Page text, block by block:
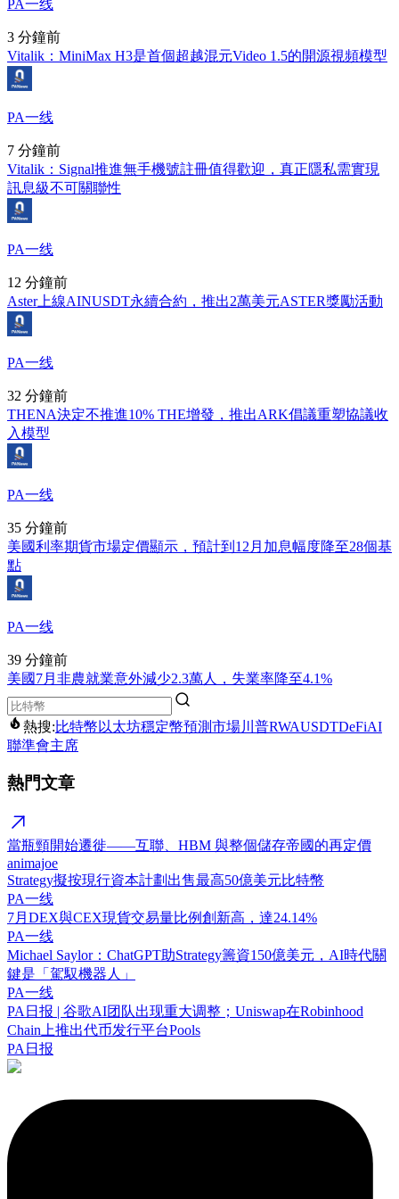
PA一线
3 分鐘前
Vitalik：MiniMax H3是首個超越混元Video 1.5的開源視頻模型
PA一线
7 分鐘前
Vitalik：Signal推進無手機號註冊值得歡迎，真正隱私需實現
訊息級不可關聯性
PA一线
12 分鐘前
Aster上線AINUSDT永續合約，推出2萬美元ASTER獎勵活動
PA一线
32 分鐘前
THENA決定不推進10% THE增發，推出ARK倡議重塑協議收
入模型
PA一线
35 分鐘前
美國利率期貨市場定價顯示，預計到12月加息幅度降至28個基
點
PA一线
39 分鐘前
美國7月非農就業意外減少2.3萬人，失業率降至4.1%
熱搜:比特幣 以太坊穩定幣預測市場川普RWAUSDTDeFiAI
聯準會主席
熱門文章
當瓶頸開始遷徙——互聯、HBM 與整個儲存帝國的再定價
animajoe
Strategy擬按現行資本計劃出售最高50億美元比特幣
PA一线
7月DEX與CEX現貨交易量比例創新高，達24.14%
PA一线
Michael Saylor：ChatGPT助Strategy籌資150億美元，AI時代關
鍵是「駕馭機器人」
PA一线
PA日报 | 谷歌AI团队出现重大调整；Uniswap在Robinhood
Chain上推出代币发行平台Pools
PA日报